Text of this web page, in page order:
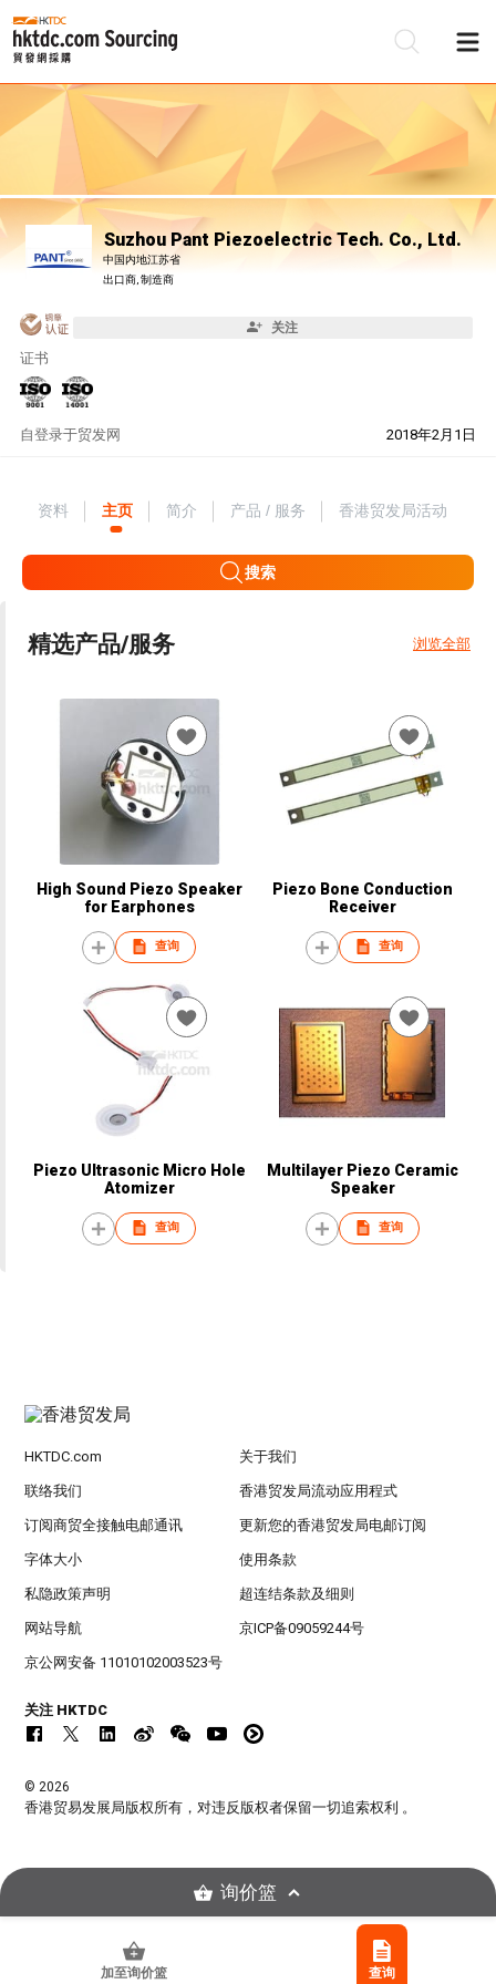
Suzhou Pant Piezoelectric Tech. Co., Ltd.
中国内地江苏省
出口商, 制造商
关注
证书
自 2018年2月1日
登录于贸发网
资料 主页 简介 产品 / 服务 香港贸发局活动
搜索
精选产品/服务 浏览全部
High Sound Piezo Speaker
for Earphones
查询
Piezo Bone Conduction
Receiver
查询
Piezo Ultrasonic Micro Hole
Atomizer
查询
Multilayer Piezo Ceramic
Speaker
查询
加至询价篮 查询
HKTDC.com 关于我们
联络我们 香港贸发局流动应用程式
订阅商贸全接触电邮通讯 更新您的香港贸发局电邮订阅
字体大小 使用条款
私隐政策声明 超连结条款及细则
网站导航 京ICP备09059244号
京公网安备 11010102003523号
关注 HKTDC
© 2026
香港贸易发展局版权所有，对违反版权者保留一切追索权利 。
询价篮